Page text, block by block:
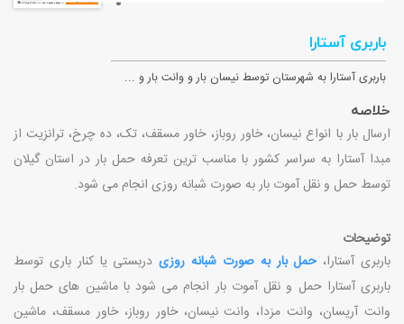
باربری آستارا
باربری آستارا به شهرستان توسط نیسان بار و وانت بار و ...
خلاصه
ارسال بار با انواع نیسان، خاور روباز، خاور مسقف، تک، ده چرخ، ترانزیت از
مبدا آستارا به سراسر کشور با مناسب ترین تعرفه حمل بار در استان گیلان
توسط حمل و نقل آموت بار به صورت شبانه روزی انجام می شود.
توضیحات
باربری آستارا، حمل بار به صورت شبانه روزیدربستی یا کنار باری توسط
باربری آستارا حمل و نقل آموت بار انجام می شود با ماشین های حمل بار
وانت آریسان، وانت مزدا، وانت نیسان، خاور روباز، خاور مسقف، ماشین